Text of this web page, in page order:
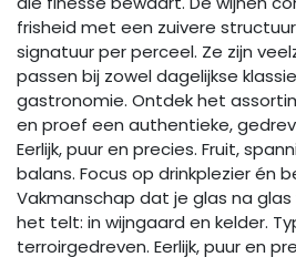
frisheid met een zuivere
signatuur per perceel. Ze zijn
passen bij zowel dagelijkse
gastronomie. Ontdek het
en proef een authentieke,
Eerlijk, puur en precies. Fruit,
balans. Focus op drinkplezier én
Vakmanschap dat je glas na
het telt: in wijngaard en kelder.
terroirgedreven. Eerlijk, puur en